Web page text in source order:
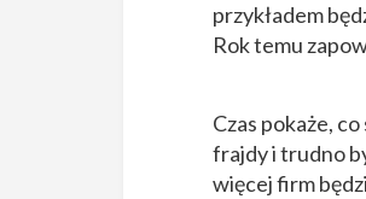
przykładem
Rok temu
Czas pokaże,
frajdy i trudno
więcej firm